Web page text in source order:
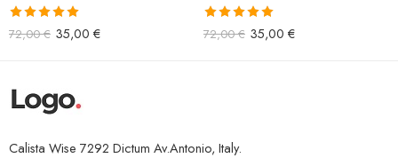
Bewertet mit
5.00von 5
72,00€ 35,00 € Bewertet mit
5.00von 5
72,00€ 35,00 €
Calista Wise 7292 Dictum Av.Antonio, Italy.